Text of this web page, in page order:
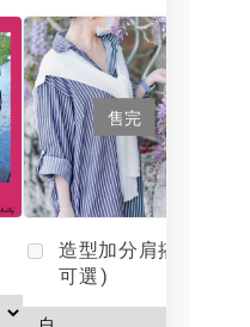
售完
造型加分肩搭(4色
可選)